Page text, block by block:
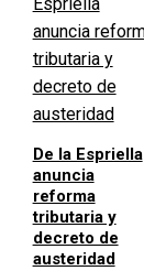
De la Espriella
anuncia
reforma
tributaria y
decreto de
austeridad